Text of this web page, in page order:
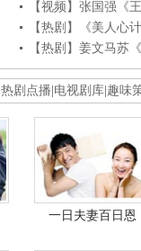
【视频】张国强《
【热剧】《美人心
【热剧】姜文马苏
热剧点播 电视剧库 趣味
一日夫妻百日恩